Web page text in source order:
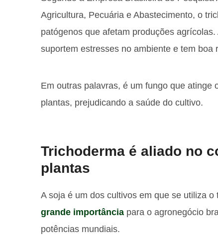
Agricultura, Pecuária e Abastecimento, o
patógenos que afetam produções
suportem estresses no ambiente e tem boa
Em outras palavras, é um fungo que atinge
plantas, prejudicando a saúde do cultivo.
Trichoderma é aliado no
plantas
A soja é um dos cultivos em que se utiliza o
grande importância para o agronegócio
potências mundiais.